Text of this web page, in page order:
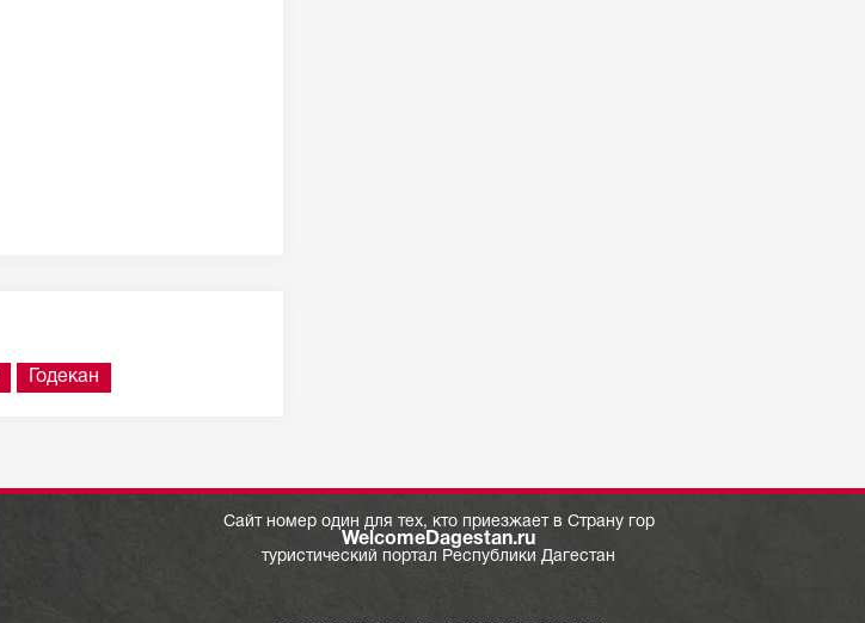
Годекан
Сайт номер один для тех, кто приезжает в Страну гор
WelcomeDagestan.ru
туристический портал Республики Дагестан